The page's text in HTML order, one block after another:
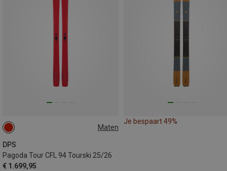
Maten
DPS
Pagoda Tour CFL 94 Tourski 25/26
€ 1.699,95
165CM
Je bespaart 49%